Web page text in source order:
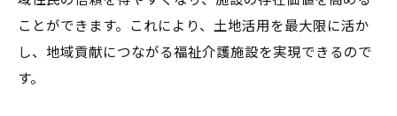
ことができます。これにより、土地活用を最大限に活か
し、地域貢献につながる福祉介護施設を実現できるので
す。